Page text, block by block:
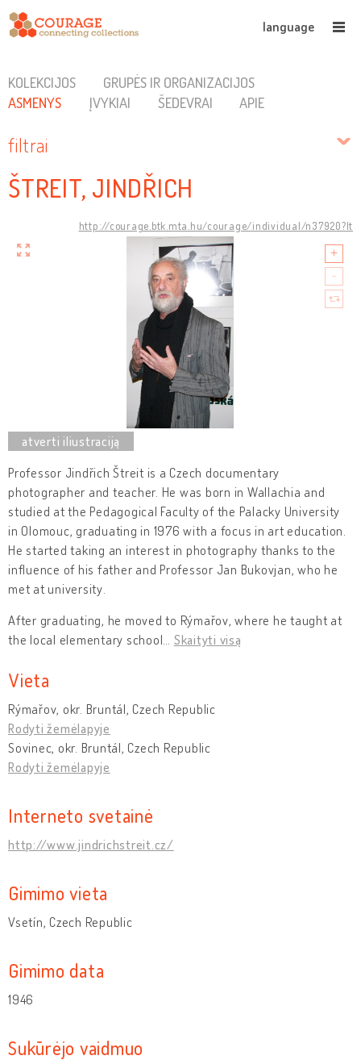
language
KOLEKCIJOS
GRUPĖS IR ORGANIZACIJOS
ASMENYS
ĮVYKIAI ŠEDEVRAI APIE
filtrai
ŠTREIT, JINDŘICH
http://courage.btk.mta.hu/courage/individual/n37920?lt
Professor Jindřich Štreit is a Czech documentary
photographer and teacher. He was born in Wallachia and
studied at the Pedagogical Faculty of the Palacky University
in Olomouc, graduating in 1976 with a focus in art education.
He started taking an interest in photography thanks to the
influence of his father and Professor Jan Bukovjan, who he
met at university.
After graduating, he moved to Rýmařov, where he taught at
the local elementary school
Skaityti visą
Vieta
Rýmařov, okr. Bruntál, Czech Republic
Rodyti žemėlapyje
Sovinec, okr. Bruntál, Czech Republic
Rodyti žemėlapyje
Interneto svetainė
http://www.jindrichstreit.cz/
Gimimo vieta
Vsetín, Czech Republic
Gimimo data
1946
Sukūrėjo vaidmuo